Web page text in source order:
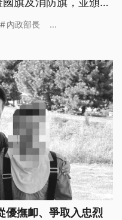
內政部長 ...
優撫卹、爭取入忠烈